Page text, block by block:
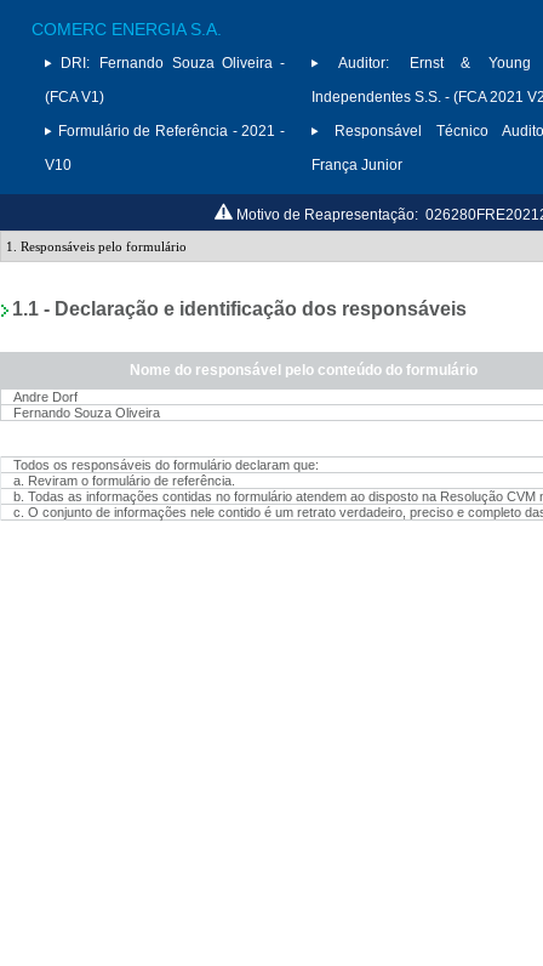
COMERC ENERGIA S.A.
DRI:
Fernando Souza Oliveira -
(FCA V1)
Formulário de Referência - 2021 -
V10
Auditor:
Ernst & Young
Independentes S.S. - (FCA 2021
Responsável Técnico
França Junior
Motivo de Reapresentação: